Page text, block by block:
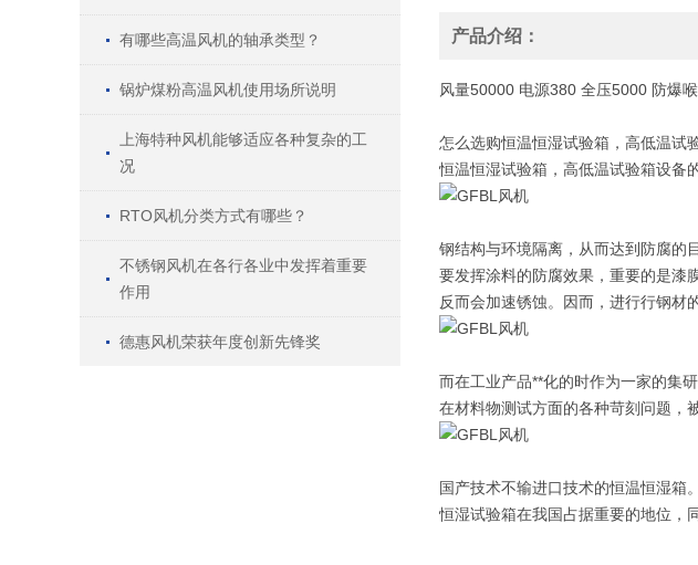
有哪些高温风机的轴承类型？
锅炉煤粉高温风机使用场所说明
上海特种风机能够适应各种复杂的工
况
RTO风机分类方式有哪些？
不锈钢风机在各行各业中发挥着重要
作用
德惠风机荣获年度创新先锋奖
产品介绍：
风量50000 电源380 全压5000 防爆
怎么选购恒温恒湿试验箱，高低温试
恒温恒湿试验箱，高低温试验箱设备
钢结构与环境隔离，从而达到防腐的
要发挥涂料的防腐效果，重要的是漆
反而会加速锈蚀。因而，进行行钢材
而在工业产品**化的时作为一家的集
在材料物测试方面的各种苛刻问题，
国产技术不输进口技术的恒温恒湿箱
恒湿试验箱在我国占据重要的地位，